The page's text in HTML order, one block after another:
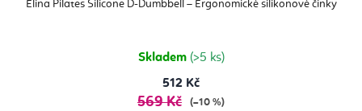
Elina Pilates Silicone D-Dumbbell – Ergonomické silikonové činky
Skladem (>5 ks)
512 Kč
569 Kč
(–10 %)